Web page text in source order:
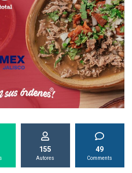
155
Autores
49
Comments